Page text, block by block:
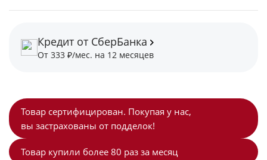
Товар сертифицирован. Покупая у нас,
вы застрахованы от подделок!
Товар купили более 80 раз за месяц
Кредит от СберБанка
От 333 ₽/мес. на 12 месяцев